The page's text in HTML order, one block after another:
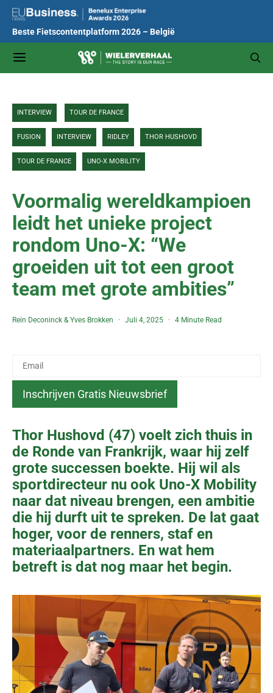
Beste Fietscontentplatform 2026 – België
INTERVIEW TOUR DE FRANCE
FUSION INTERVIEW RIDLEY THOR HUSHOVD
TOUR DE FRANCE UNO-X MOBILITY
Voormalig wereldkampioen
leidt het unieke project
rondom Uno-X: “We
groeiden uit tot een groot
team met grote ambities”
Rein Deconinck &Yves Brokken Juli 4, 2025 4 Minute Read
Thor Hushovd (47) voelt zich thuis in
de Ronde van Frankrijk, waar hij zelf
grote successen boekte. Hij wil als
sportdirecteur nu ook Uno-X Mobility
naar dat niveau brengen, een ambitie
die hij durft uit te spreken. De lat gaat
hoger, voor de renners, staf en
materiaalpartners. En wat hem
betreft is dat nog maar het begin.